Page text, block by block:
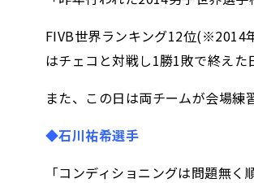
FIVB世界ランキング12位(※2014
はチェコと対戦し1勝1敗で終えた
また、この日は両チームが会場練
◆石川祐希選手
「コンディショニングは問題無